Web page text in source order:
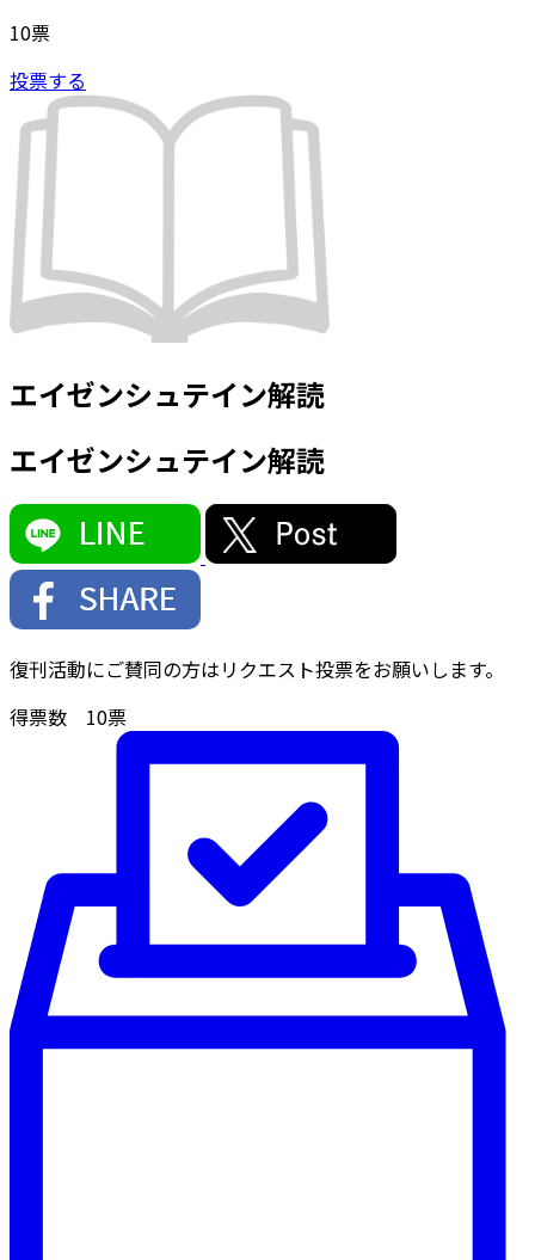
10票
投票する
エイゼンシュテイン解読
エイゼンシュテイン解読
復刊活動にご賛同の方はリクエスト投票をお願いします。
得票数 10票